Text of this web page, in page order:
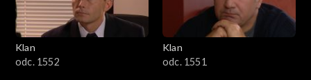
Klan
odc. 1552
Klan
odc. 1551